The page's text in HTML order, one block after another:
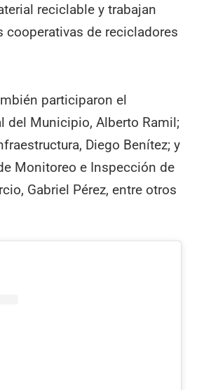
reciclable y trabajan
cooperativas de recicladores
participaron el
del Municipio, Alberto Ramil;
Diego Benítez; y
Monitoreo e Inspección de
Gabriel Pérez, entre otros